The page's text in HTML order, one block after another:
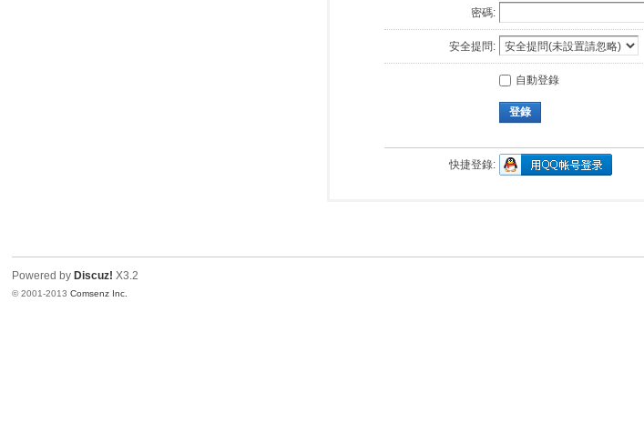
密碼:
安全提問:
自動登錄
登錄
快捷登錄:
Powered by Discuz! X3.2
© 2001-2013Comsenz Inc.